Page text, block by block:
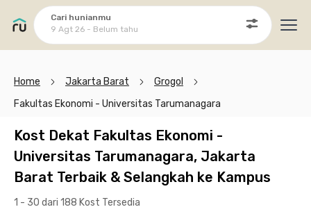
Cari hunianmu
9 Agt 26 - Belum tahu
Home Jakarta Barat
Grogol
Fakultas Ekonomi - Universitas Tarumanagara
Kost Dekat Fakultas Ekonomi -
Universitas Tarumanagara, Jakarta
Barat Terbaik & Selangkah ke Kampus
1 - 30 dari 188 Kost Tersedia